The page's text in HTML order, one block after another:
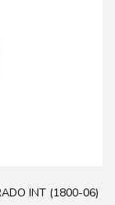
INT (1800-06)